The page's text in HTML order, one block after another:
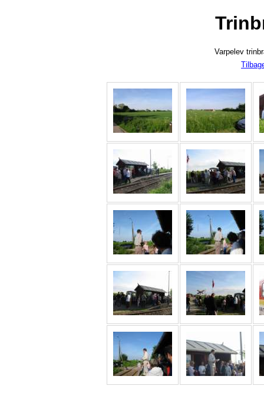
Varpelev
T